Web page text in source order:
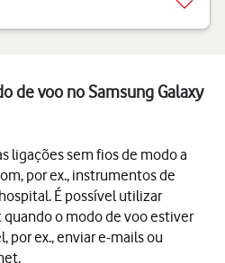
de voo no Samsung Galaxy
ligações sem fios de modo a
por ex., instrumentos de
É possível utilizar
o modo de voo estiver
por ex., enviar e-mails ou